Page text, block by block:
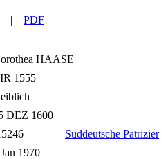
| PDF
HAASE
1555
DEZ 1600
Süddeutsche Patrizier
1970